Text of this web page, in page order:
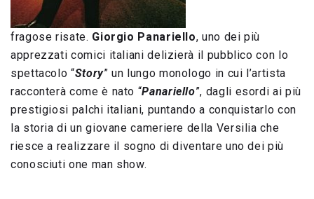
fragose risate. Giorgio Panariello, uno dei più
apprezzati comici italiani delizierà il pubblico con lo
spettacolo “Story” un lungo monologo in cui l’artista
racconterà come è nato “Panariello”, dagli esordi ai più
prestigiosi palchi italiani, puntando a conquistarlo con
la storia di un giovane cameriere della Versilia che
riesce a realizzare il sogno di diventare uno dei più
conosciuti one man show.